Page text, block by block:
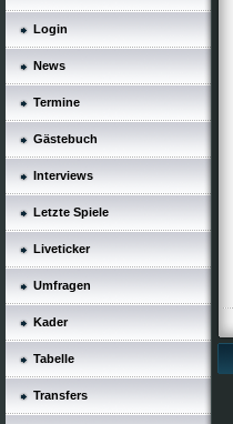
Login
News
Termine
Gästebuch
Interviews
Letzte Spiele
Liveticker
Umfragen
Kader
Tabelle
Transfers